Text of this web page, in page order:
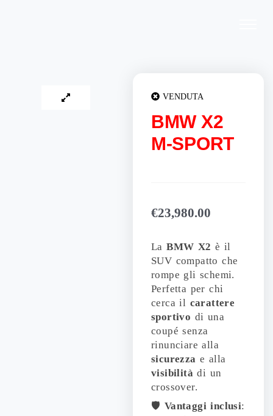
VENDUTA
BMW X2
M-SPORT
€23,980.00
LaBMW X2è il
SUV compatto che
rompe gli schemi.
Perfetta per chi
cerca il carattere
sportivo di una
coupé senza
rinunciare alla
sicurezza e alla
visibilità di un
crossover.
🛡️ Vantaggi inclusi: